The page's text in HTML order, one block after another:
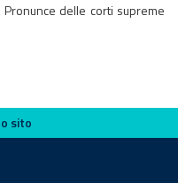
, Pronunce delle corti supreme
sito